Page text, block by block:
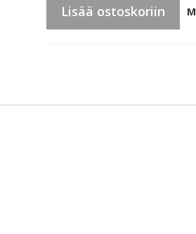
Lisää ostoskoriin